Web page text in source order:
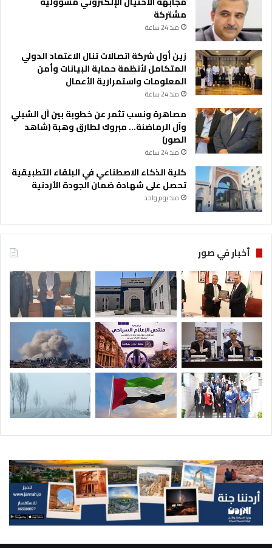
مشتركة
منذ 24 ساعة
زين أول شركة اتصالات تنال الاعتماد الدولي
المتكامل لأنظمة حماية البيانات وأمن
المعلومات واستمرارية الأعمال
منذ 24 ساعة
مصاهرة ونسب تثمر عن خطوبة بين آل الشبلي
وآل الرماضنة… مبروك لطارق وهبة (شاهد
الصور)
منذ 24 ساعة
كلية الذكاء الاصطناعي في البلقاء التطبيقية
تحصل على شهادة ضمان الجودة الأردنية
منذ يوم واحد
أخبار في صور